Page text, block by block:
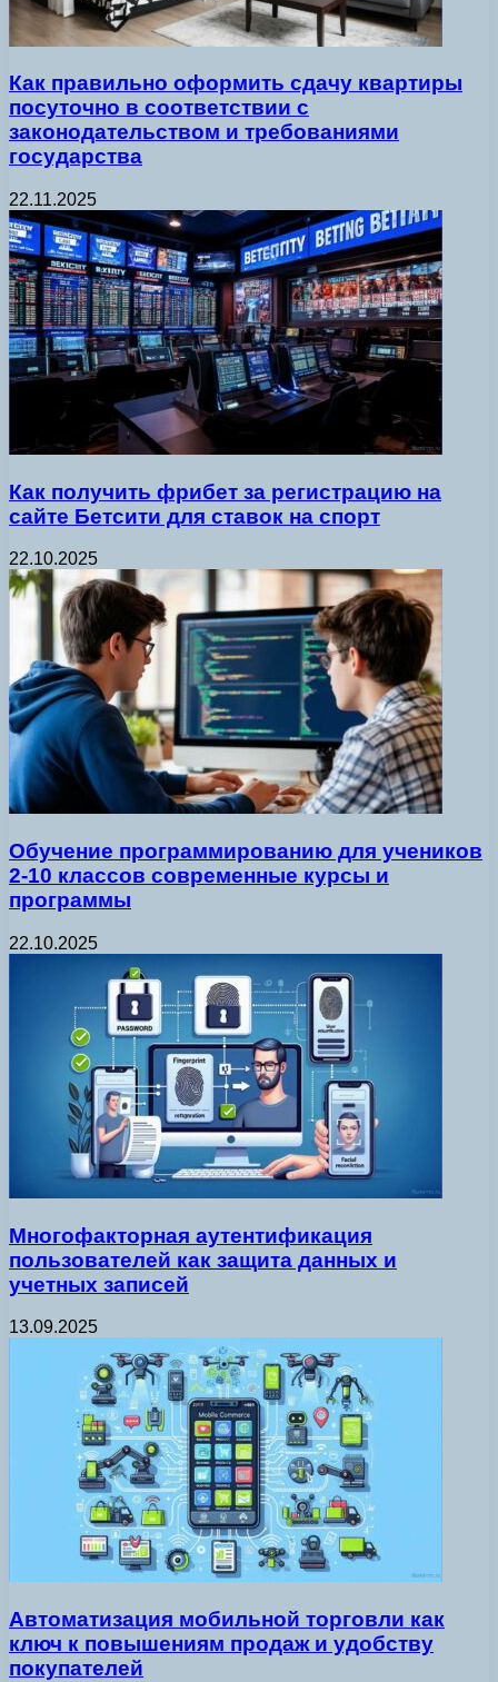
Как правильно оформить сдачу квартиры
посуточно в соответствии с
законодательством и требованиями
государства
22.11.2025
Как получить фрибет за регистрацию на
сайте Бетсити для ставок на спорт
22.10.2025
Обучение программированию для учеников
2-10 классов современные курсы и
программы
22.10.2025
Многофакторная аутентификация
пользователей как защита данных и
учетных записей
13.09.2025
Автоматизация мобильной торговли как
ключ к повышениям продаж и удобству
покупателей